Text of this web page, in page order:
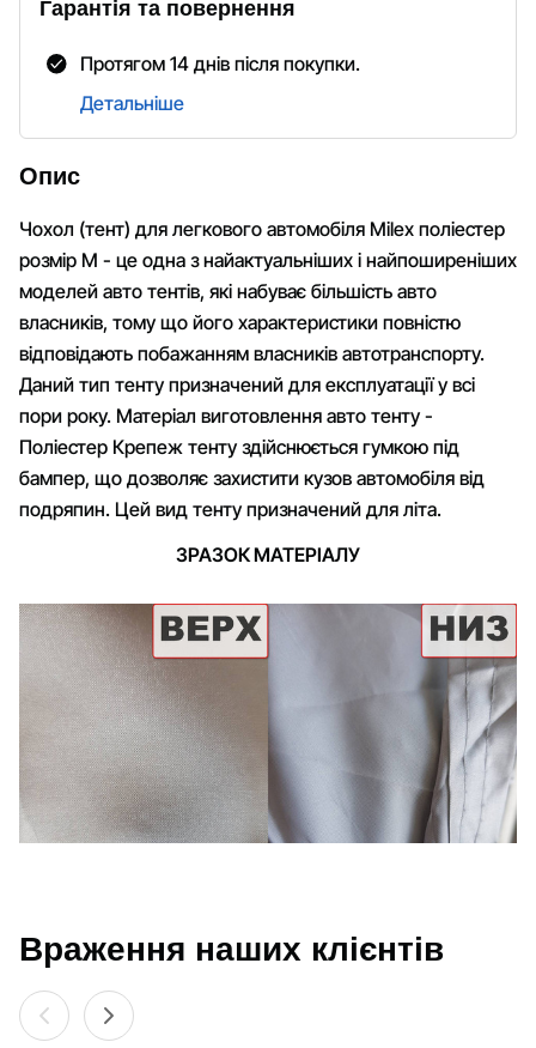
Опис
Чохол (тент) для легкового автомобіля Milex поліестер
розмір M - це одна з найактуальніших і найпоширеніших
моделей авто тентів, які набуває більшість авто
власників, тому що його характеристики повністю
відповідають побажанням власників автотранспорту.
Даний тип тенту призначений для експлуатації у всі
пори року. Матеріал виготовлення авто тенту -
Поліестер Крепеж тенту здійснюється гумкою під
бампер, що дозволяє захистити кузов автомобіля від
подряпин. Цей вид тенту призначений для літа.
ЗРАЗОК МАТЕРІАЛУ
Гарантія та повернення
Протягом 14 днів після покупки.
Детальніше
Враження наших клієнтів